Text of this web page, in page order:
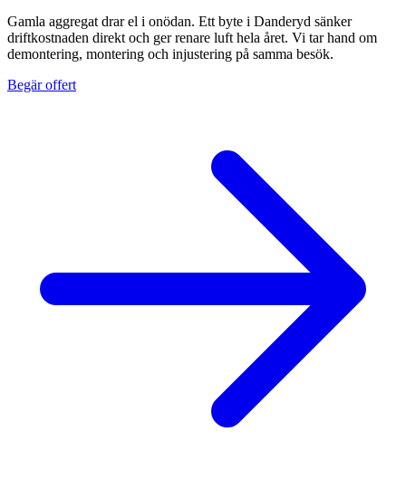
Gamla aggregat drar el i onödan. Ett byte i Danderyd sänker
driftkostnaden direkt och ger renare luft hela året. Vi tar hand om
demontering, montering och injustering på samma besök.
Begär offert